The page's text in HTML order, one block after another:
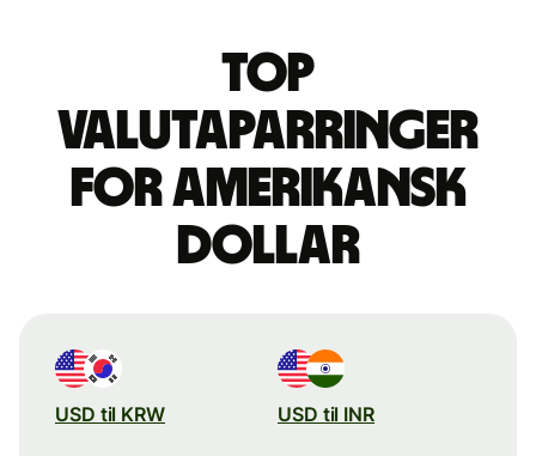
Top
valutaparringer
for amerikansk
dollar
USD til KRW USD til INR